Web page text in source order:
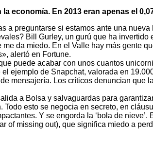
En 2013 eran apenas el
a preguntarse si estamos ante una
Bill Gurley, un gurú que ha
da miedo. En el Valle hay más gente
alertó en Fortune.
puede acabar con unos cuantos
ejemplo de Snapchat, valorada en
mensajería. Los críticos denuncian que
a Bolsa y salvaguardas para
esto se negocia en secreto, en
Y se engorda la ‘bola de
of missing out), que significa miedo a